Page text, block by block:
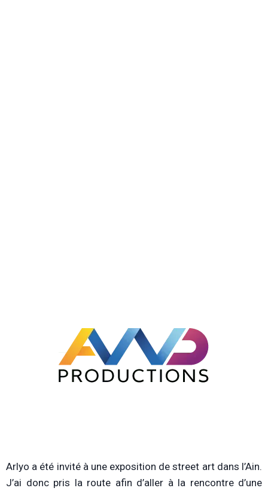
Arlyo a été invité à une exposition de street art dans l’Ain.
J’ai donc pris la route afin d’aller à la rencontre d’une